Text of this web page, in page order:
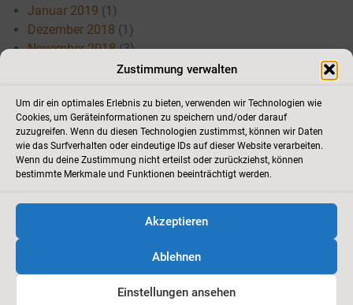
Zustimmung verwalten
Um dir ein optimales Erlebnis zu bieten, verwenden wir Technologien wie
Cookies, um Geräteinformationen zu speichern und/oder darauf
zuzugreifen. Wenn du diesen Technologien zustimmst, können wir Daten
wie das Surfverhalten oder eindeutige IDs auf dieser Website verarbeiten.
Wenn du deine Zustimmung nicht erteilst oder zurückziehst, können
bestimmte Merkmale und Funktionen beeinträchtigt werden.
Akzeptieren
Ablehnen
Einstellungen ansehen
Januar 2019 (1)
Dezember 2018 (1)
November 2018(3)
April 2018(3)
März 2018(1)
Januar 2018(1)
Cookie-Richtlinie
Tennisclub Schutterwald e.V.